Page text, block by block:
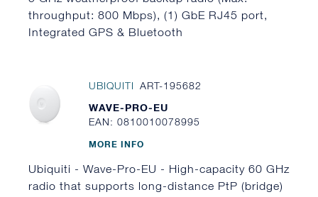
throughput: 800 Mbps), (1) GbE RJ45 port,
Integrated GPS & Bluetooth
UBIQUITI ART-195682
WAVE-PRO-EU
EAN: 0810010078995
MORE INFO
Ubiquiti - Wave-Pro-EU - High-capacity 60 GHz
radio that supports long-distance PtP (bridge)